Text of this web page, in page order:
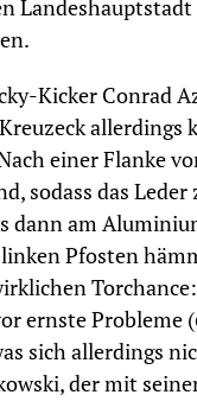
Kicker Conrad
allerdings
einer Flanke
sodass das
dann am
Pfosten
ernste Probleme
sich allerdings
der mit